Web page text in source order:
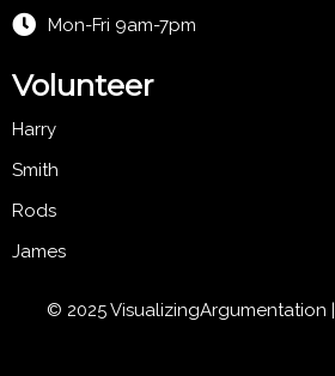
Mon-Fri 9am-7pm
Volunteer
Harry
Smith
Rods
James
© 2025 VisualizingArgumentation |